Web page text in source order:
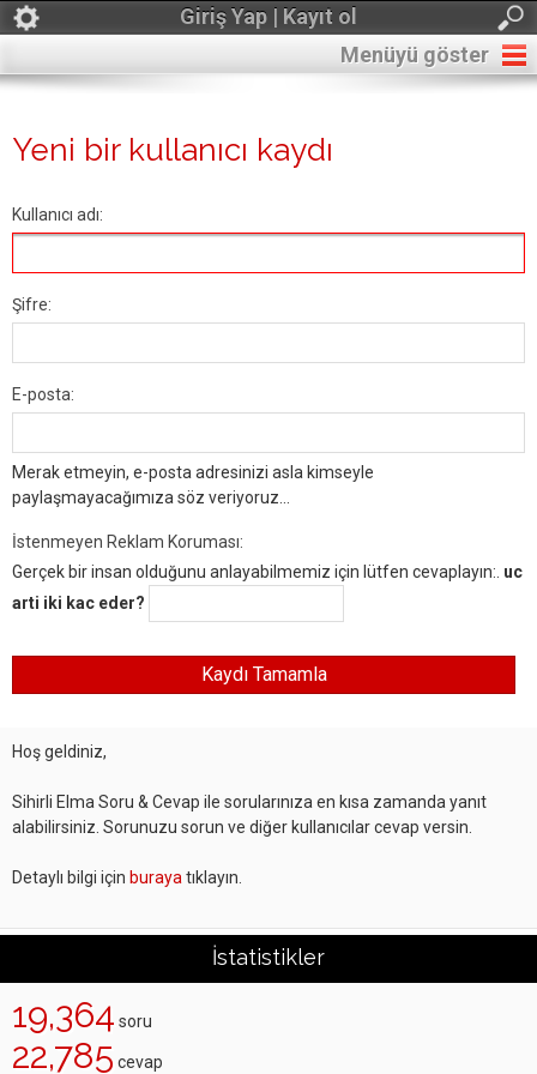
Giriş Yap | Kayıt ol
Menüyü göster
Yeni bir kullanıcı kaydı
Kullanıcı adı:
Şifre:
E-posta:
Merak etmeyin, e-posta adresinizi asla kimseyle
paylaşmayacağımıza söz veriyoruz...
İstenmeyen Reklam Koruması:
Gerçek bir insan olduğunu anlayabilmemiz için lütfen cevaplayın:. uc
arti iki kac eder?
Hoş geldiniz,
Sihirli Elma Soru & Cevap ile sorularınıza en kısa zamanda yanıt
alabilirsiniz. Sorunuzu sorun ve diğer kullanıcılar cevap versin.
Detaylı bilgi için buraya tıklayın.
İstatistikler
19,364 soru
22,785 cevap